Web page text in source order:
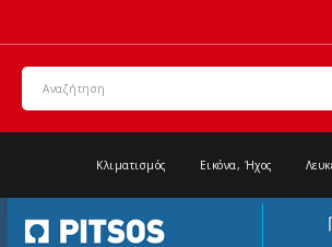
Κλιματισμός Εικόνα, Ήχος